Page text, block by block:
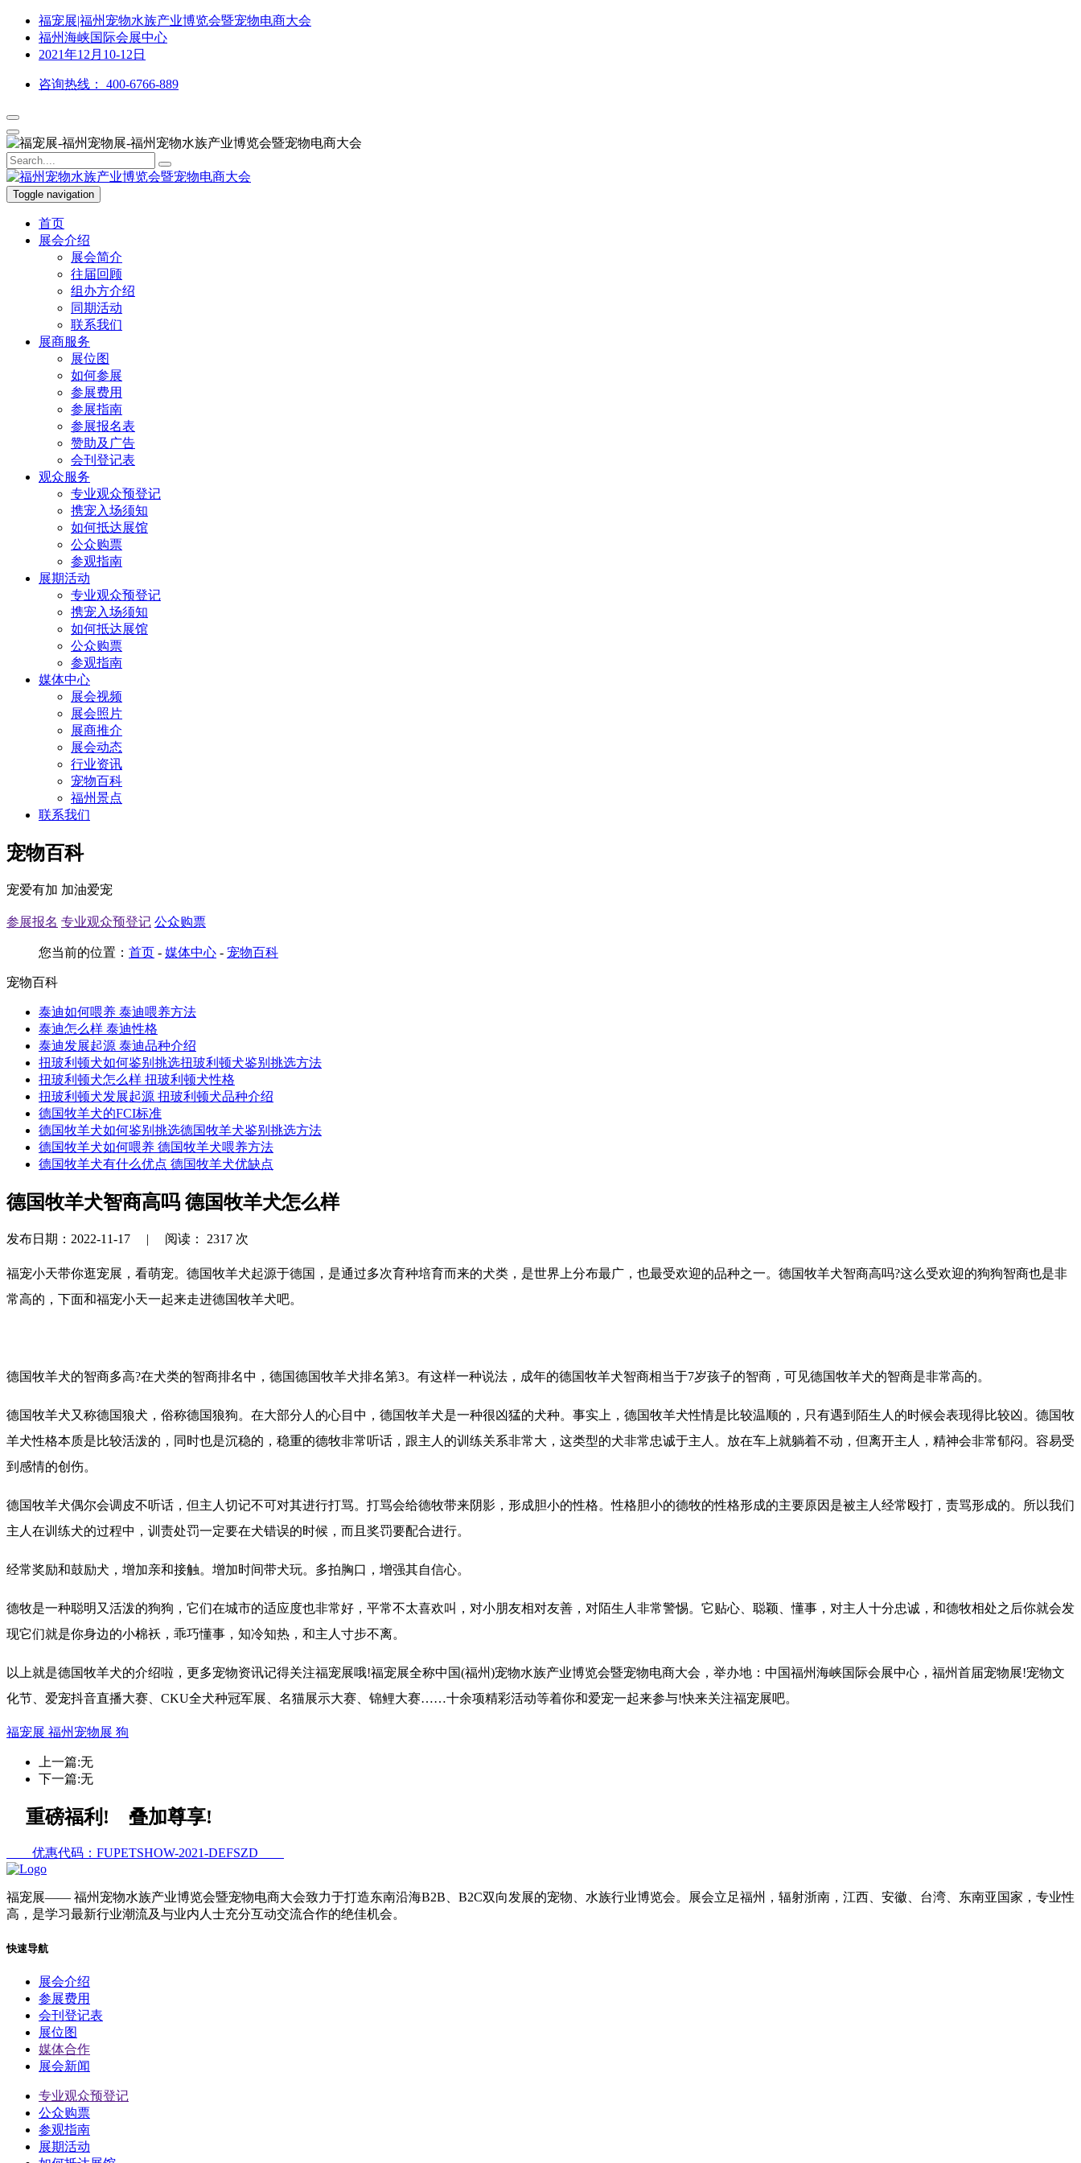
福宠展|福州宠物水族产业博览会暨宠物电商大会
福州海峡国际会展中心
2021年12月10-12日
咨询热线： 400-6766-889
Toggle navigation
首页
展会介绍
展会简介
往届回顾
组办方介绍
同期活动
联系我们
展商服务
展位图
如何参展
参展费用
参展指南
参展报名表
赞助及广告
会刊登记表
观众服务
专业观众预登记
携宠入场须知
如何抵达展馆
公众购票
参观指南
展期活动
专业观众预登记
携宠入场须知
如何抵达展馆
公众购票
参观指南
媒体中心
展会视频
展会照片
展商推介
展会动态
行业资讯
宠物百科
福州景点
联系我们
宠物百科
宠爱有加 加油爱宠
参展报名 专业观众预登记 公众购票
您当前的位置： 首页 - 媒体中心 - 宠物百科
宠物百科
泰迪如何喂养 泰迪喂养方法
泰迪怎么样 泰迪性格
泰迪发展起源 泰迪品种介绍
扭玻利顿犬如何鉴别挑选扭玻利顿犬鉴别挑选方法
扭玻利顿犬怎么样 扭玻利顿犬性格
扭玻利顿犬发展起源 扭玻利顿犬品种介绍
德国牧羊犬的FCI标准
德国牧羊犬如何鉴别挑选德国牧羊犬鉴别挑选方法
德国牧羊犬如何喂养 德国牧羊犬喂养方法
德国牧羊犬有什么优点 德国牧羊犬优缺点
德国牧羊犬智商高吗 德国牧羊犬怎么样
发布日期：2022-11-17 | 阅读： 2317 次
福宠小天带你逛宠展，看萌宠。德国牧羊犬起源于德国，是通过多次育种培育而来的犬类，是世界上分布最广，也最受欢迎的品种之一。德国牧羊犬智商高吗?这么受欢迎的狗狗智商也是非
常高的，下面和福宠小天一起来走进德国牧羊犬吧。
德国牧羊犬的智商多高?在犬类的智商排名中，德国德国牧羊犬排名第3。有这样一种说法，成年的德国牧羊犬智商相当于7岁孩子的智商，可见德国牧羊犬的智商是非常高的。
德国牧羊犬又称德国狼犬，俗称德国狼狗。在大部分人的心目中，德国牧羊犬是一种很凶猛的犬种。事实上，德国牧羊犬性情是比较温顺的，只有遇到陌生人的时候会表现得比较凶。德国牧
羊犬性格本质是比较活泼的，同时也是沉稳的，稳重的德牧非常听话，跟主人的训练关系非常大，这类型的犬非常忠诚于主人。放在车上就躺着不动，但离开主人，精神会非常郁闷。容易受
到感情的创伤。
德国牧羊犬偶尔会调皮不听话，但主人切记不可对其进行打骂。打骂会给德牧带来阴影，形成胆小的性格。性格胆小的德牧的性格形成的主要原因是被主人经常殴打，责骂形成的。所以我们
主人在训练犬的过程中，训责处罚一定要在犬错误的时候，而且奖罚要配合进行。
经常奖励和鼓励犬，增加亲和接触。增加时间带犬玩。多拍胸口，增强其自信心。
德牧是一种聪明又活泼的狗狗，它们在城市的适应度也非常好，平常不太喜欢叫，对小朋友相对友善，对陌生人非常警惕。它贴心、聪颖、懂事，对主人十分忠诚，和德牧相处之后你就会发
现它们就是你身边的小棉袄，乖巧懂事，知冷知热，和主人寸步不离。
以上就是德国牧羊犬的介绍啦，更多宠物资讯记得关注福宠展哦!福宠展全称中国(福州)宠物水族产业博览会暨宠物电商大会，举办地：中国福州海峡国际会展中心，福州首届宠物展!宠物文
化节、爱宠抖音直播大赛、CKU全犬种冠军展、名猫展示大赛、锦鲤大赛……十余项精彩活动等着你和爱宠一起来参与!快来关注福宠展吧。
福宠展 福州宠物展 狗
上一篇:无
下一篇:无
重磅福利! 叠加尊享!
优惠代码：FUPETSHOW-2021-DEFSZD
福宠展—— 福州宠物水族产业博览会暨宠物电商大会致力于打造东南沿海B2B、B2C双向发展的宠物、水族行业博览会。展会立足福州，辐射浙南，江西、安徽、台湾、东南亚国家，专业性
高，是学习最新行业潮流及与业内人士充分互动交流合作的绝佳机会。
快速导航
展会介绍
参展费用
会刊登记表
展位图
媒体合作
展会新闻
专业观众预登记
公众购票
参观指南
展期活动